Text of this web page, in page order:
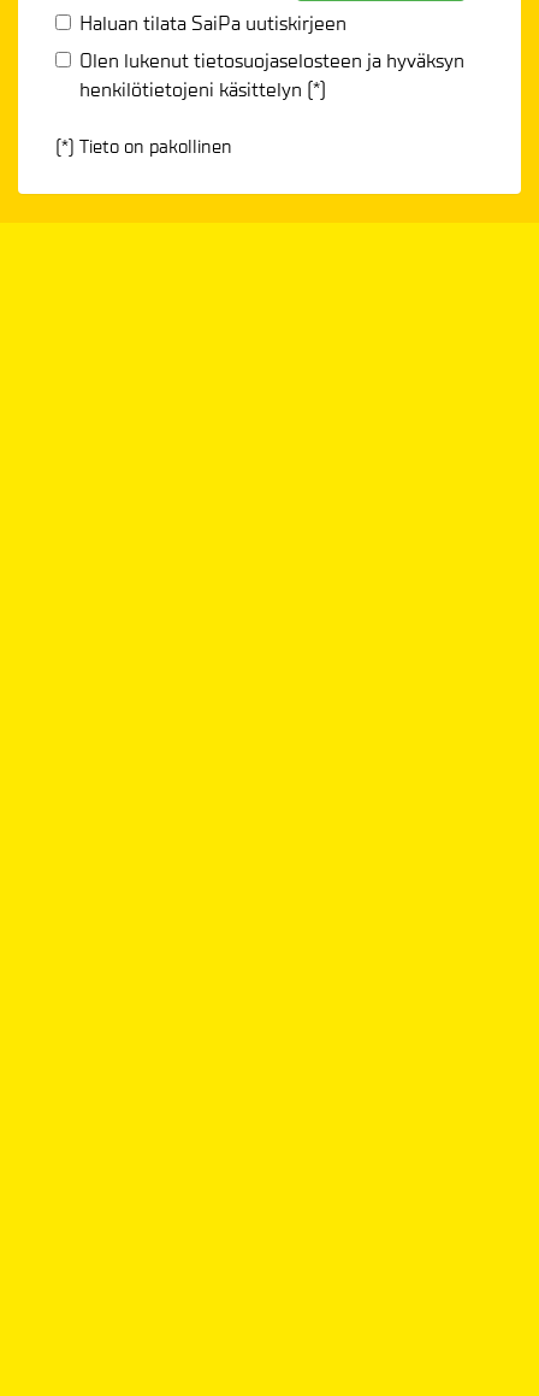
Haluan tilata SaiPa uutiskirjeen
Olen lukenuttietosuojaselosteen ja hyväksyn
henkilötietojeni käsittelyn (*)
(*) Tieto on pakollinen